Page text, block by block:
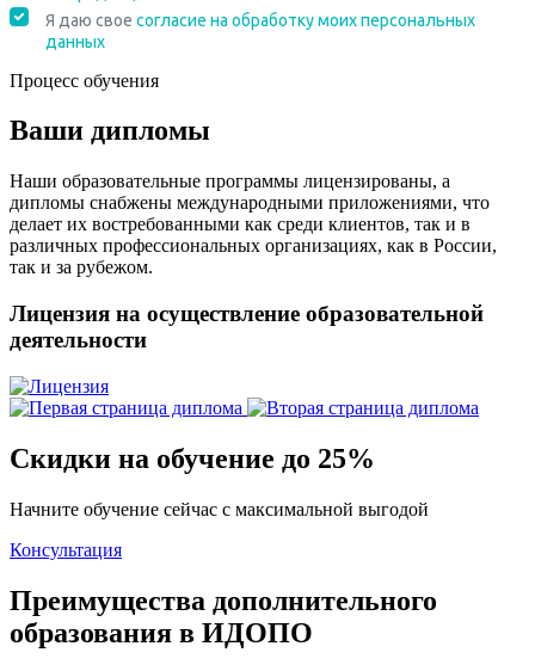
Процесс обучения
Ваши дипломы
Наши образовательные программы лицензированы, а
дипломы снабжены международными приложениями, что
делает их востребованными как среди клиентов, так и в
различных профессиональных организациях, как в России,
так и за рубежом.
Лицензия на осуществление образовательной
деятельности
Скидки на обучение до 25%
Начните обучение сейчас с максимальной выгодой
Консультация
Преимущества дополнительного
образования в ИДОПО